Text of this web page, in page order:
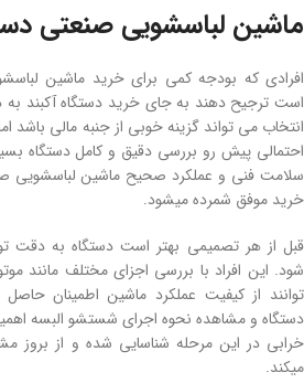
ماشین لباسشویی صنعتی
افرادی که بودجه کمی برای خرید ماشین
است ترجیح دهند به جای خرید دستگاه آکبند به
انتخاب می تواند گزینه خوبی از جنبه مالی باشد
احتمالی پیش رو بررسی دقیق و کامل دستگاه
سلامت فنی و عملکرد صحیح ماشین لباسشویی
خرید موفق شمرده میشود.
قبل از هر تصمیمی بهتر است دستگاه به دقت
شود. این افراد با بررسی اجزای مختلف مانند
توانند از کیفیت عملکرد ماشین اطمینان حاصل
دستگاه و مشاهده نحوه اجرای شستشو البسه
خرابی در این مرحله شناسایی شده و از بروز
میکند.